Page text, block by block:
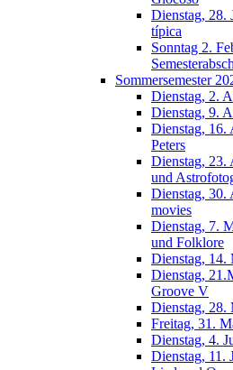
Dienstag, 28.
típica
Sonntag 2.
Sommersemester
Dienstag, 2.
Dienstag, 9.
Dienstag, 16.
Peters
Dienstag,
und
Dienstag, 30.
movies
Dienstag, 7.
und Folklore
Dienstag, 14.
Dienstag,
Groove V
Dienstag, 28.
Freitag, 31.
Dienstag, 4.
Dienstag, 11.